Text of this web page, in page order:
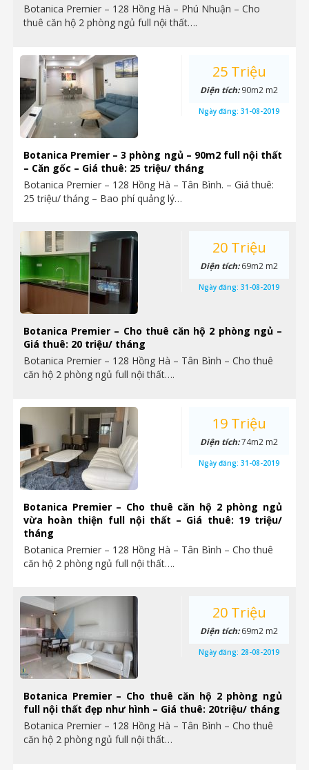
Botanica Premier – 128 Hồng Hà – Phú Nhuận – Cho
thuê căn hộ 2 phòng ngủ full nội thất….
Botanica Premier – 3 phòng ngủ – 90m2 full nội thất
– Căn gốc – Giá thuê: 25 triệu/ tháng
Botanica Premier – 128 Hồng Hà – Tân Bình. – Giá thuê:
25 triệu/ tháng – Bao phí quảng lý…
25 Triệu
Diện tích:90m2 m2
Ngày đăng: 31-08-2019
Botanica Premier – Cho thuê căn hộ 2 phòng ngủ –
Giá thuê: 20 triệu/ tháng
Botanica Premier – 128 Hồng Hà – Tân Bình – Cho thuê
căn hộ 2 phòng ngủ full nội thất….
20 Triệu
Diện tích:69m2 m2
Ngày đăng: 31-08-2019
Botanica Premier – Cho thuê căn hộ 2 phòng ngủ
vừa hoàn thiện full nội thất – Giá thuê: 19 triệu/
tháng
Botanica Premier – 128 Hồng Hà – Tân Bình – Cho thuê
căn hộ 2 phòng ngủ full nội thất….
19 Triệu
Diện tích:74m2 m2
Ngày đăng: 31-08-2019
Botanica Premier – Cho thuê căn hộ 2 phòng ngủ
full nội thất đẹp như hình – Giá thuê: 20triệu/ tháng
Botanica Premier – 128 Hồng Hà – Tân Bình – Cho thuê
căn hộ 2 phòng ngủ full nội thất…
20 Triệu
Diện tích:69m2 m2
Ngày đăng: 28-08-2019